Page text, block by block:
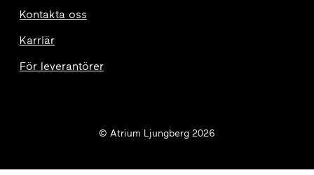
Kontakta oss
Karriär
För leverantörer
© Atrium Ljungberg 2026